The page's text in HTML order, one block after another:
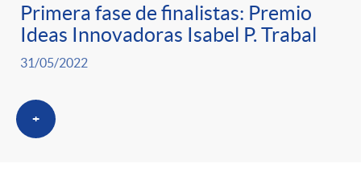
Primera fase de finalistas: Premio
Ideas Innovadoras Isabel P. Trabal
31/05/2022
+